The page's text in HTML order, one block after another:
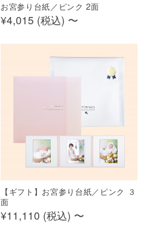
お宮参り台紙／ピンク 2面
¥4,015 (税込) 〜
【ギフト】お宮参り台紙／ピンク ３
面
¥11,110 (税込) 〜